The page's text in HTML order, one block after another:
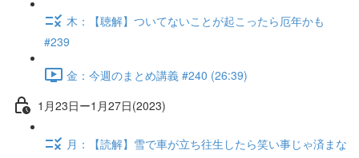
木：【聴解】ついてないことが起こったら厄年かも
#239
金：今週のまとめ講義 #240 (26:39)
1月23日ー1月27日(2023)
月：【読解】雪で車が立ち往生したら笑い事じゃ済まな